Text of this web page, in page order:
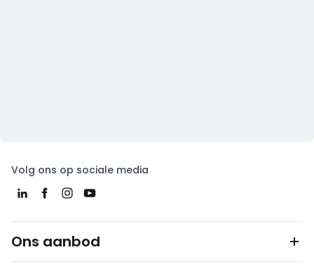
Volg ons op sociale media
Ons aanbod